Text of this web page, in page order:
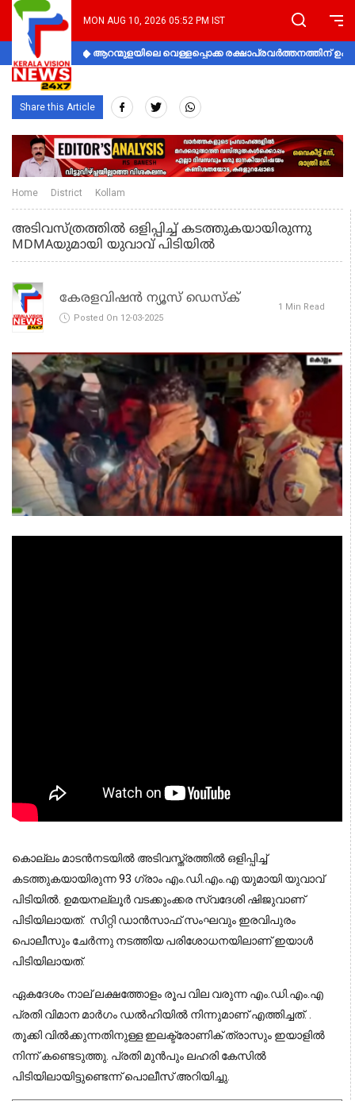
MON AUG 10, 2026 05:52 PM IST
ആറന്മുളയിലെ വെള്ളപ്പൊക്ക രക്ഷാപ്രവര്‍ത്തനത്തിന്
Share this Article
Home District Kollam
അടിവസ്ത്രത്തിൽ ഒളിപ്പിച്ച് കടത്തുകയായിരുന്നു
MDMAയുമായി യുവാവ് പിടിയിൽ
കേരളവിഷൻ ന്യൂസ് ഡെസ്‌ക്
Posted On 12-03-2025
1 Min Read
കൊല്ലം മാടൻനടയിൽ അടിവസ്ത്രത്തിൽ ഒളിപ്പിച്ച്
കടത്തുകയായിരുന്ന 93 ഗ്രാം എം.ഡി.എം.എ യുമായി യുവാവ്
പിടിയിൽ. ഉമയനല്ലൂർ വടക്കുംക്കര സ്വദേശി ഷിജുവാണ്
പിടിയിലായത്. സിറ്റി ഡാൻസാഫ് സംഘവും ഇരവിപുരം
പൊലീസും ചേർന്നു നടത്തിയ പരിശോധനയിലാണ് ഇയാൾ
പിടിയിലായത്.
ഏകദേശം നാല് ലക്ഷത്തോളം രൂപ വില വരുന്ന എം.ഡി.എം.എ
പ്രതി വിമാന മാർഗം ഡൽഹിയിൽ നിന്നുമാണ് എത്തിച്ചത്. .
തൂക്കി വിൽക്കുന്നതിനുള്ള ഇലക്ട്രോണിക് ത്രാസും ഇയാളിൽ
നിന്ന് കണ്ടെടുത്തു. പ്രതി മുൻപും ലഹരി കേസിൽ
പിടിയിലായിട്ടുണ്ടെന്ന് പൊലീസ് അറിയിച്ചു.